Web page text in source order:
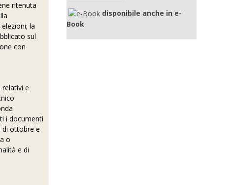
ritenuta
la
sul
con
relativi e
i documenti
di ottobre e
o
e di
disponibile anche in e-
Book